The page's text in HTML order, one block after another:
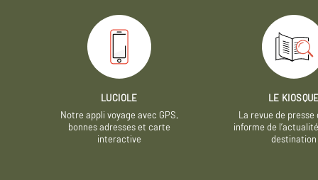
LUCIOLE
Notre appli voyage avec GPS,
bonnes adresses et carte
interactive
LE
La revue de presse
informe de
destination